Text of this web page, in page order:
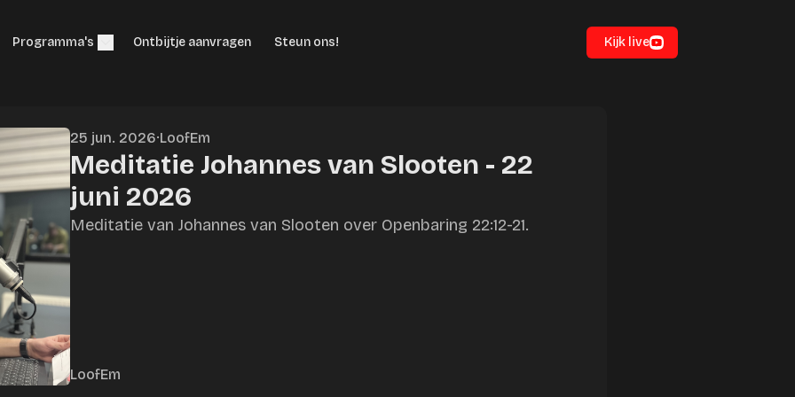
Programma's Ontbijtje aanvragen Steun ons! Kijk live
25 jun. 2026·LoofEm
Meditatie Johannes van Slooten - 22
juni 2026
Meditatie van Johannes van Slooten over Openbaring 22:12-21.
LoofEm